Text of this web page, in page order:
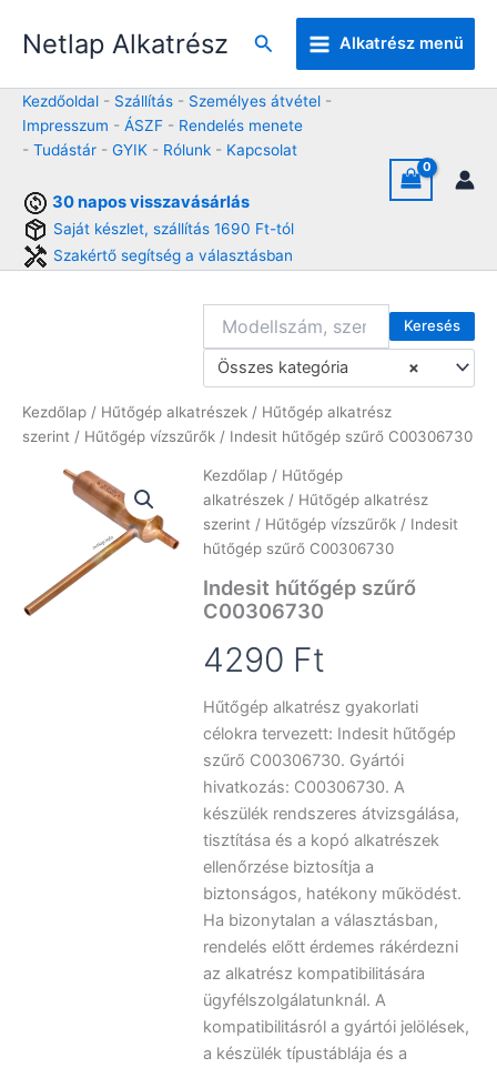
Netlap Alkatrész Keresés Alkatrész menü
Kezdőoldal - Szállítás - Személyes átvétel -
Impresszum - ÁSZF - Rendelés menete
- Tudástár - GYIK - Rólunk - Kapcsolat
30 napos visszavásárlás
Saját készlet, szállítás 1690 Ft-tól
Szakértő segítség a választásban
Keresés
×
Összes kategória
Kezdőlap / Hűtőgép alkatrészek / Hűtőgép alkatrész
szerint / Hűtőgép vízszűrők / Indesit hűtőgép szűrő C00306730
Kezdőlap / Hűtőgép
alkatrészek / Hűtőgép alkatrész
szerint / Hűtőgép vízszűrők / Indesit
hűtőgép szűrő C00306730
Indesit hűtőgép szűrő
C00306730
4290 Ft
Hűtőgép alkatrész gyakorlati
célokra tervezett: Indesit hűtőgép
szűrő C00306730. Gyártói
hivatkozás: C00306730. A
készülék rendszeres átvizsgálása,
tisztítása és a kopó alkatrészek
ellenőrzése biztosítja a
biztonságos, hatékony működést.
Ha bizonytalan a választásban,
rendelés előtt érdemes rákérdezni
az alkatrész kompatibilitására
ügyfélszolgálatunknál. A
kompatibilitásról a gyártói jelölések,
a készülék típustáblája és a